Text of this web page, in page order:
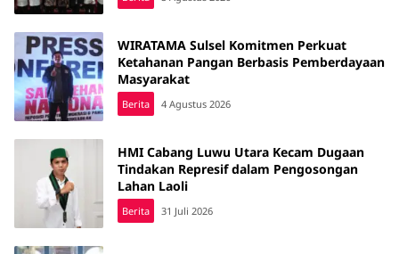
WIRATAMA Sulsel Komitmen Perkuat
Ketahanan Pangan Berbasis Pemberdayaan
Masyarakat
Berita 4 Agustus 2026
HMI Cabang Luwu Utara Kecam Dugaan
Tindakan Represif dalam Pengosongan
Lahan Laoli
Berita 31 Juli 2026